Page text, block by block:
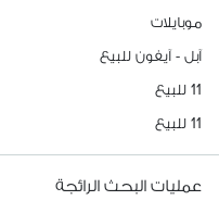
موبايلات
آبل - آيفون للبيع
11 للبيع
11 للبيع
عمليات البحث الرائجة